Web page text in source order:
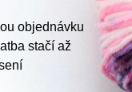
objednávku
stačí až